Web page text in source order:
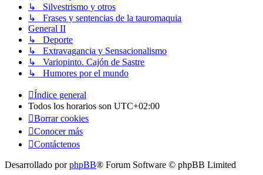
↳ Silvestrismo y otros
↳ Frases y sentencias de la tauromaquia
General II
↳ Deporte
↳ Extravagancia y Sensacionalismo
↳ Variopinto. Cajón de Sastre
↳ Humores por el mundo
Índice general
Todos los horarios son UTC+02:00
Borrar cookies
Conocer más
Contáctenos
Desarrollado porphpBB® Forum Software © phpBB Limited